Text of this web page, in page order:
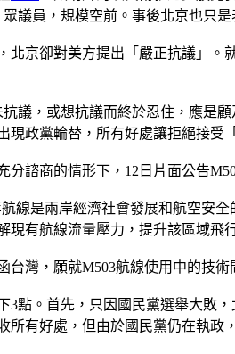
議員，規模空前。事後北京也只
北京卻對美方提出「嚴正抗議」
議，或想抗議而終於忍住，應是
現政黨輪替，所有好處讓拒絕接受
諮商的情形下，12日片面公告
線是兩岸經濟社會發展和航空安
有航線流量壓力，提升該區域飛
灣，願就M503航線使用中的技
3點。首先，只因國民黨選舉大敗
有好處，但由於國民黨仍在執